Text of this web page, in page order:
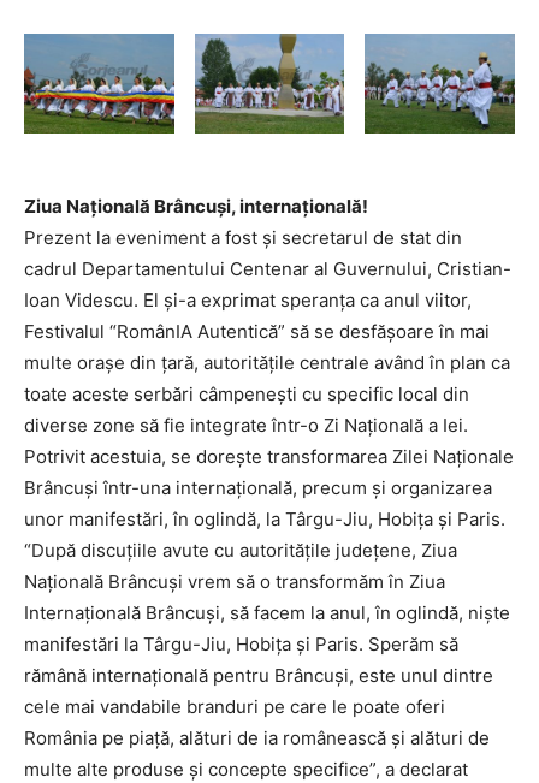
Ziua Națională Brâncuși, internațională!
Prezent la eveniment a fost şi secretarul de stat din
cadrul Departamentului Centenar al Guvernului, Cristian-
Ioan Videscu. El și-a exprimat speranţa ca anul viitor,
Festivalul “RomânIA Autentică” să se desfăşoare în mai
multe oraşe din ţară, autorităţile centrale având în plan ca
toate aceste serbări câmpeneşti cu specific local din
diverse zone să fie integrate într-o Zi Naţională a Iei.
Potrivit acestuia, se doreşte transformarea Zilei Naţionale
Brâncuşi într-una internaţională, precum şi organizarea
unor manifestări, în oglindă, la Târgu-Jiu, Hobiţa şi Paris.
“După discuţiile avute cu autorităţile judeţene, Ziua
Naţională Brâncuşi vrem să o transformăm în Ziua
Internaţională Brâncuşi, să facem la anul, în oglindă, nişte
manifestări la Târgu-Jiu, Hobiţa şi Paris. Sperăm să
rămână internaţională pentru Brâncuşi, este unul dintre
cele mai vandabile branduri pe care le poate oferi
România pe piaţă, alături de ia românească şi alături de
multe alte produse şi concepte specifice”, a declarat